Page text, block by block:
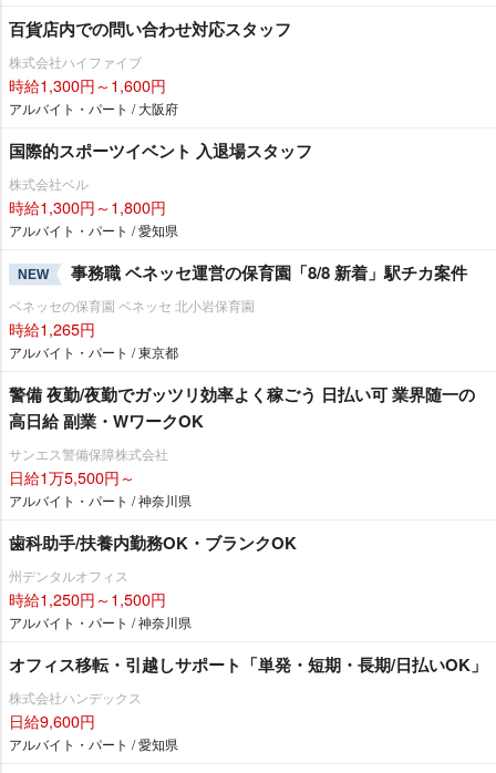
百貨店内での問い合わせ対応スタッフ
株式会社ハイファイブ
時給1,300円～1,600円
アルバイト・パート / 大阪府
国際的スポーツイベント 入退場スタッフ
株式会社ベル
時給1,300円～1,800円
アルバイト・パート / 愛知県
NEW 事務職 ベネッセ運営の保育園「8/8 新着」駅チカ案件
ベネッセの保育園 ベネッセ 北小岩保育園
時給1,265円
アルバイト・パート / 東京都
警備 夜勤/夜勤でガッツリ効率よく稼ごう 日払い可 業界随一の
高日給 副業・WワークOK
サンエス警備保障株式会社
日給1万5,500円～
アルバイト・パート / 神奈川県
歯科助手/扶養内勤務OK・ブランクOK
州デンタルオフィス
時給1,250円～1,500円
アルバイト・パート / 神奈川県
オフィス移転・引越しサポート「単発・短期・長期/日払いOK」
株式会社ハンデックス
日給9,600円
アルバイト・パート / 愛知県